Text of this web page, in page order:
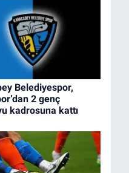
Belediyespor,
2 genç
kadrosuna kattı